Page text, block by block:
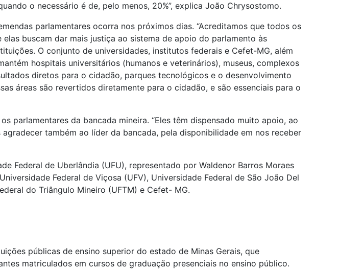
o necessário é de, pelo menos, 20%”, explica João Chrysostomo.
parlamentares ocorra nos próximos dias. “Acreditamos que todos os
buscam dar mais justiça ao sistema de apoio do parlamento às
O conjunto de universidades, institutos federais e Cefet-MG, além
hospitais universitários (humanos e veterinários), museus, complexos
diretos para o cidadão, parques tecnológicos e o desenvolvimento
áreas são revertidos diretamente para o cidadão, e são essenciais para o
parlamentares da bancada mineira. “Eles têm dispensado muito apoio, ao
também ao líder da bancada, pela disponibilidade em nos receber
Federal de Uberlândia (UFU), representado por Waldenor Barros Moraes
Federal de Viçosa (UFV), Universidade Federal de São João Del
do Triângulo Mineiro (UFTM) e Cefet- MG.
públicas de ensino superior do estado de Minas Gerais, que
matriculados em cursos de graduação presenciais no ensino público.